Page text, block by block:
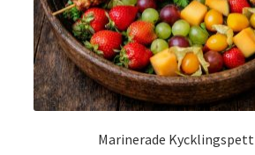
Marinerade Kycklingspett